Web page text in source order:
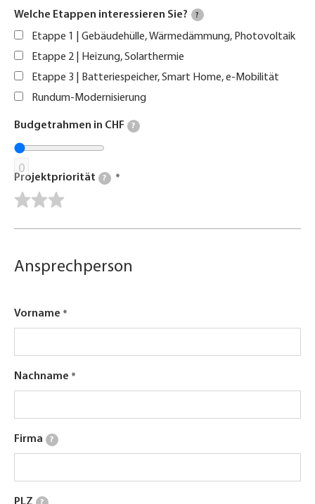
Welche Etappen interessieren Sie? ?
Etappe 1 | Gebäudehülle, Wärmedämmung, Photovoltaik
Etappe 2 | Heizung, Solarthermie
Etappe 3 | Batteriespeicher, Smart Home, e-Mobilität
Rundum-Modernisierung
Budgetrahmen in CHF ?
0
Projektpriorität ?
Ansprechperson
Vorname
Nachname
Firma ?
PLZ